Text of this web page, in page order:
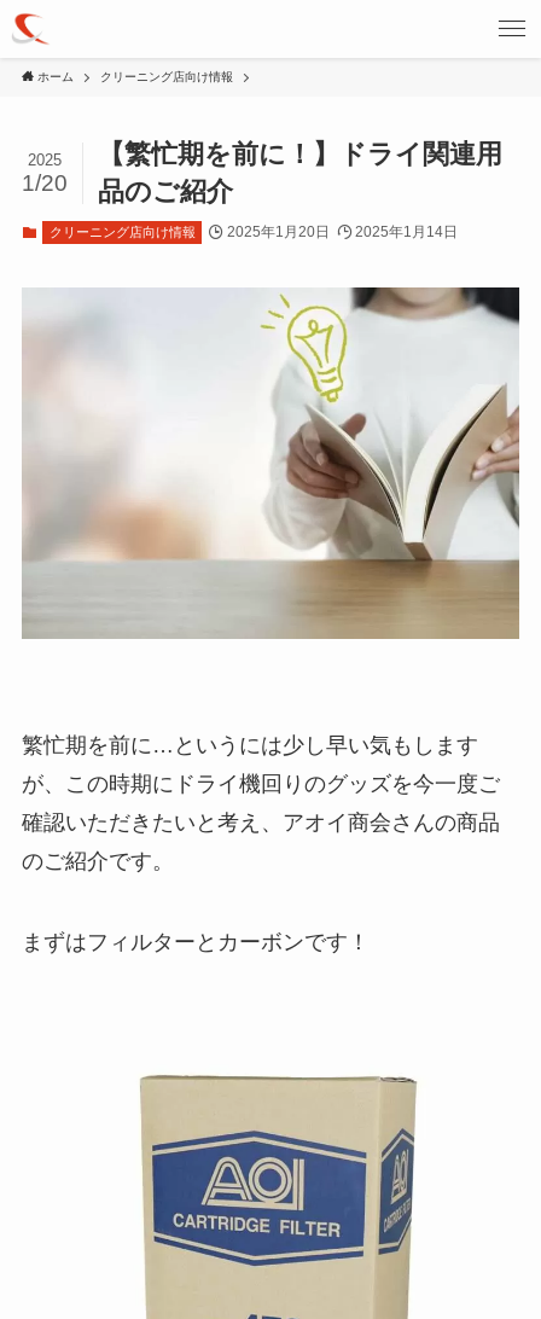
ホーム クリーニング店向け情報
【繁忙期を前に！】ドライ関連用
品のご紹介
2025
1/20
クリーニング店向け情報 2025年1月20日 2025年1月14日
繁忙期を前に…というには少し早い気もします
が、この時期にドライ機回りのグッズを今一度ご
確認いただきたいと考え、アオイ商会さんの商品
のご紹介です。
まずはフィルターとカーボンです！